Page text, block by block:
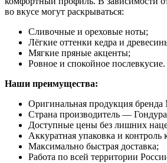
во вкусе могут раскрываться:
Сливочные и ореховые ноты;
Лёгкие оттенки кедра и
Мягкие пряные акценты;
Ровное и спокойное послевкусие.
Наши преимущества:
Оригинальная продукция бренда
Страна производитель —
Доступные цены без лишних
Аккуратная упаковка и контроль
Максимально быстрая доставка;
Работа по всей территории